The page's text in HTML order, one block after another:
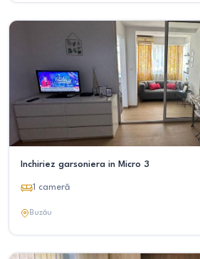
Inchiriez garsoniera in Micro 3
1 cameră
Buzău